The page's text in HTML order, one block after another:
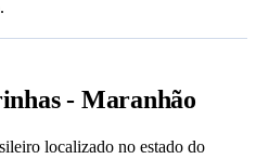
- Maranhão
localizado no estado do